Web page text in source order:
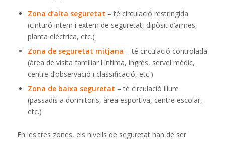
Zona d’alta seguretat – té circulació restringida
(cinturó intern i extern de seguretat, dipòsit d’armes,
planta elèctrica, etc.)
Zona de seguretat mitjana – té circulació controlada
(àrea de visita familiar i íntima, ingrés, servei mèdic,
centre d’observació i classificació, etc.)
Zona de baixa seguretat – té circulació lliure
(passadís a dormitoris, àrea esportiva, centre escolar,
etc.)
En les tres zones, els nivells de seguretat han de ser